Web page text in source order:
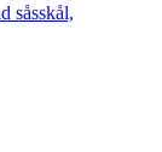
såsskål,